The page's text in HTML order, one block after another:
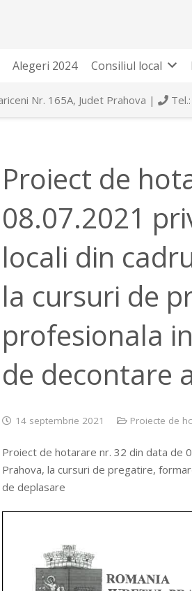
Alegeri 2024 Consiliul local
Nr. 165A, Judet Prahova |
Proiect de
08.07.2021
locali din
la cursuri de
profesionala
de decontare
14 septembrie 2021 Proiecte de
Proiect de hotarare nr. 32 din data de
Prahova, la cursuri de pregatire,
de deplasare